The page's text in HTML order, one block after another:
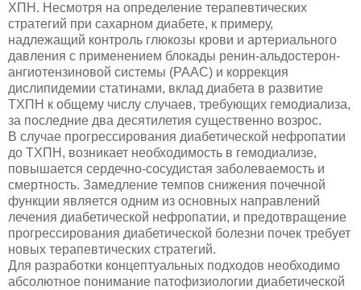
ХПН. Несмотря на определение терапевтических
стратегий при сахарном диабете, к примеру,
надлежащий контроль глюкозы крови и артериального
давления с применением блокады ренин-альдостерон-
ангиотензиновой системы (РААС) и коррекция
дислипидемии статинами, вклад диабета в развитие
ТХПН к общему числу случаев, требующих гемодиализа,
за последние два десятилетия существенно возрос.
В случае прогрессирования диабетической нефропатии
до ТХПН, возникает необходимость в гемодиализе,
повышается сердечно-сосудистая заболеваемость и
смертность. Замедление темпов снижения почечной
функции является одним из основных направлений
лечения диабетической нефропатии, и предотвращение
прогрессирования диабетической болезни почек требует
новых терапевтических стратегий.
Для разработки концептуальных подходов необходимо
абсолютное понимание патофизиологии диабетической